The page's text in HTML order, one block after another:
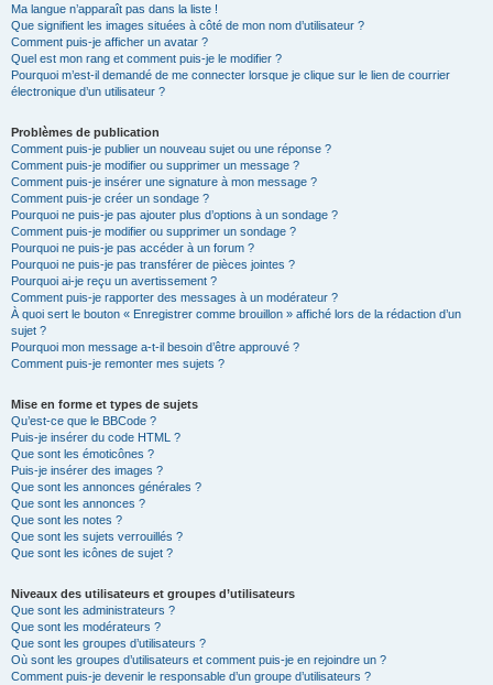
Ma langue n’apparaît pas dans la liste !
Que signifient les images situées à côté de mon nom d’utilisateur ?
Comment puis-je afficher un avatar ?
Quel est mon rang et comment puis-je le modifier ?
Pourquoi m’est-il demandé de me connecter lorsque je clique sur le lien de courrier
électronique d’un utilisateur ?
Problèmes de publication
Comment puis-je publier un nouveau sujet ou une réponse ?
Comment puis-je modifier ou supprimer un message ?
Comment puis-je insérer une signature à mon message ?
Comment puis-je créer un sondage ?
Pourquoi ne puis-je pas ajouter plus d’options à un sondage ?
Comment puis-je modifier ou supprimer un sondage ?
Pourquoi ne puis-je pas accéder à un forum ?
Pourquoi ne puis-je pas transférer de pièces jointes ?
Pourquoi ai-je reçu un avertissement ?
Comment puis-je rapporter des messages à un modérateur ?
À quoi sert le bouton « Enregistrer comme brouillon » affiché lors de la rédaction d’un
sujet ?
Pourquoi mon message a-t-il besoin d’être approuvé ?
Comment puis-je remonter mes sujets ?
Mise en forme et types de sujets
Qu’est-ce que le BBCode ?
Puis-je insérer du code HTML ?
Que sont les émoticônes ?
Puis-je insérer des images ?
Que sont les annonces générales ?
Que sont les annonces ?
Que sont les notes ?
Que sont les sujets verrouillés ?
Que sont les icônes de sujet ?
Niveaux des utilisateurs et groupes d’utilisateurs
Que sont les administrateurs ?
Que sont les modérateurs ?
Que sont les groupes d’utilisateurs ?
Où sont les groupes d’utilisateurs et comment puis-je en rejoindre un ?
Comment puis-je devenir le responsable d’un groupe d’utilisateurs ?